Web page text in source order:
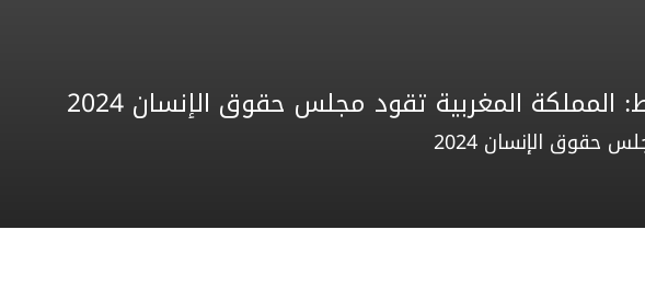
المغربية تقود مجلس حقوق الإنسان 2024
حقوق الإنسان 2024